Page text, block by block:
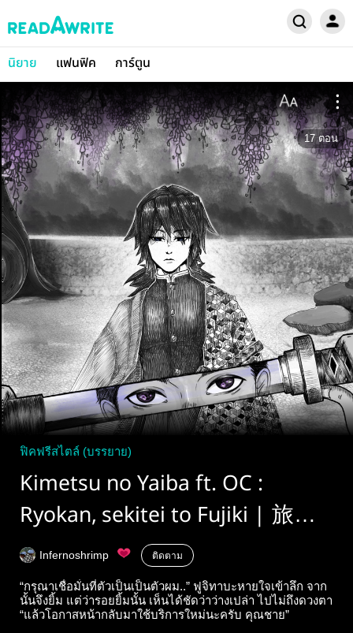
นิยาย แฟนฟิค การ์ตูน
17 ตอน
ฟิคฟรีสไตล์ (บรรยาย)
Kimetsu no Yaiba ft. OC :
Ryokan, sekitei to Fujiki | 旅館,
石庭 と富士木 |เรียวกัง สวนหิน
และต้นฟูจิ
Infernoshrimp ติดตาม
“กรุณาเชื่อมั่นที่ตัวเป็นเป็นตัวผม..” ฟูจิทาบะหายใจเข้าลึก จาก
นั้นจึงยิ้ม แต่ว่ารอยยิ้มนั้น เห็นได้ชัดว่าว่างเปล่า ไปไม่ถึงดวงตา
“แล้วโอกาสหน้ากลับมาใช้บริการใหม่นะครับ คุณชาย”